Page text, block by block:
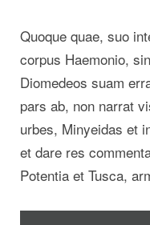
Quoque quae, suo
corpus Haemonio,
Diomedeos suam
pars ab, non narrat
urbes, Minyeidas et
et dare res
Potentia et Tusca,